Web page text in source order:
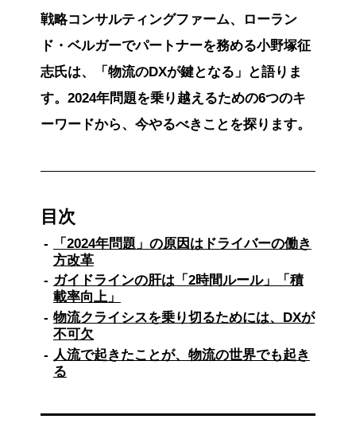
戦略コンサルティングファーム、ローラン
ド・ベルガーでパートナーを務める小野塚征
志氏は、「物流のDXが鍵となる」と語りま
す。2024年問題を乗り越えるための6つのキ
ーワードから、今やるべきことを探ります。
目次
「2024年問題」の原因はドライバーの働き
方改革
ガイドラインの肝は「2時間ルール」「積
載率向上」
物流クライシスを乗り切るためには、DXが
不可欠
人流で起きたことが、物流の世界でも起き
る